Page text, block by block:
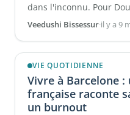
dans l'inconnu. Pour
Majorque en 2019, cette
Veedushi Bissessur·il y a 9
VIE QUOTIDIENNE
Vivre à Barcelone
française raconte
un burnout